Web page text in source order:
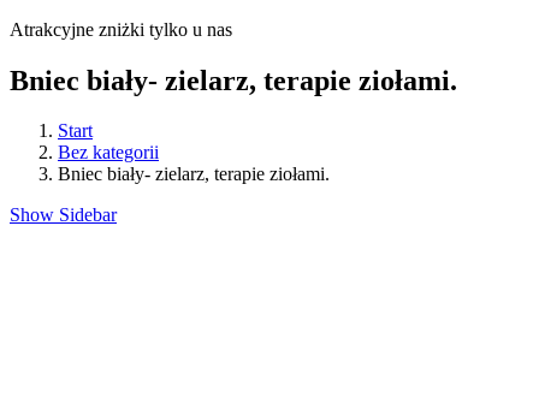
Atrakcyjne zniżki tylko u nas
Bniec biały- zielarz, terapie ziołami.
Start
Bez kategorii
Bniec biały- zielarz, terapie ziołami.
Show Sidebar